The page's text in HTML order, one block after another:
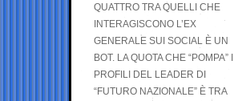
QUATTRO TRA QUELLI CHE
INTERAGISCONO L’EX
GENERALE SUI SOCIAL È UN
BOT. LA QUOTA CHE “POMPA” I
PROFILI DEL LEADER DI
“FUTURO NAZIONALE” È TRA